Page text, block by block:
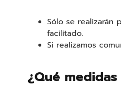
Sólo se
facilitado.
Si realizamos
¿Qué